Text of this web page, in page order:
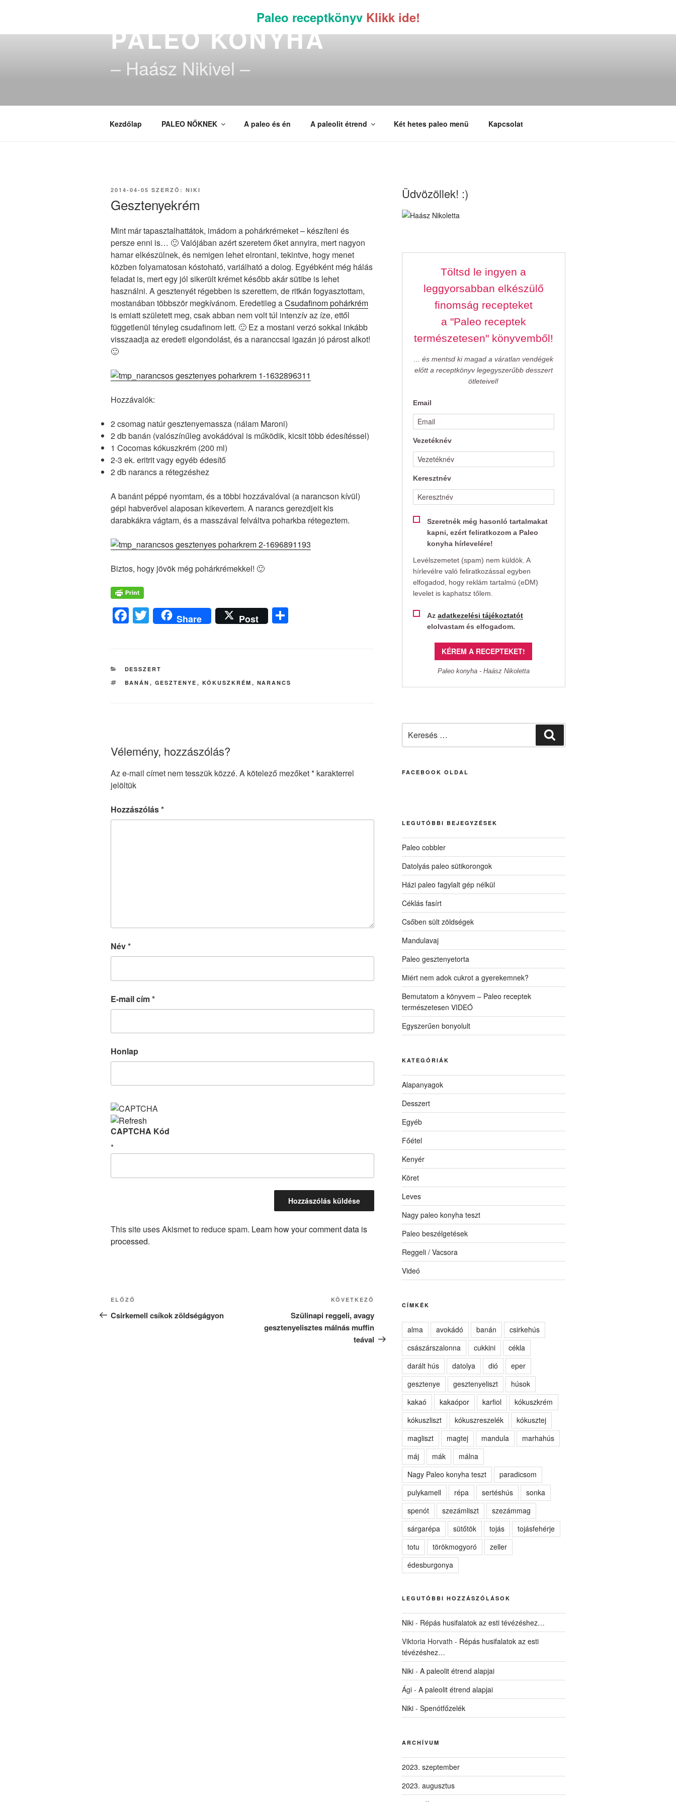
Paleo receptkönyv Klikk ide!
PALEO KONYHA
– Haász Nikivel –
Kezdőlap PALEO NŐKNEK A paleo és én A paleolit étrend Két hetes paleo menü Kapcsolat
BEKÜLDVE:
2014-04-05 SZERZŐ: NIKI
Gesztenyekrém
Mint már tapasztalhattátok, imádom a pohárkrémeket – készíteni és
persze enni is… 🙂 Valójában azért szeretem őket annyira, mert nagyon
hamar elkészülnek, és nemigen lehet elrontani, tekintve, hogy menet
közben folyamatosan kóstoható, variálható a dolog. Egyébként még hálás
feladat is, mert egy jól sikerült krémet később akár sütibe is lehet
használni. A gesztenyét régebben is szerettem, de ritkán fogyasztottam,
mostanában többször megkívánom. Eredetileg aCsudafinom pohárkrém
is emiatt született meg, csak abban nem volt túl intenzív az íze, ettől
függetlenül tényleg csudafinom lett. 🙂 Ez a mostani verzó sokkal inkább
visszaadja az eredeti elgondolást, és a naranccsal igazán jó párost alkot!
🙂
Hozzávalók:
2 csomag natúr gesztenyemassza (nálam Maroni)
2 db banán (valószínűleg avokádóval is működik, kicsit több édesítéssel)
1 Cocomas kókuszkrém (200 ml)
2-3 ek. eritrit vagy egyéb édesítő
2 db narancs a rétegzéshez
A banánt péppé nyomtam, és a többi hozzávalóval (a narancson kívül)
gépi habverővel alaposan kikevertem. A narancs gerezdjeit kis
darabkákra vágtam, és a masszával felváltva poharkba rétegeztem.
Biztos, hogy jövök még pohárkrémekkel! 🙂
F
e
b
T
wi
er
Share Post
m
KATEGÓRIÁK
DESSZERT
CÍMKÉK
BANÁN , GESZTENYE , KÓKUSZKRÉM , NARANCS
Vélemény, hozzászólás?
Az e-mail címet nem tesszük közzé. A kötelező mezőket* karakterrel
jelöltük
Hozzászólás*
Név*
E-mail cím*
Honlap
CAPTCHA Kód
*
This site uses Akismet to reduce spam. Learn how your comment data is
processed.
Bejegyzés
navigáció
Korábbi
bejegyzés
ELŐZŐ
Csirkemell csíkok zöldségágyon
Következő
bejegyzés
KÖVETKEZŐ
Szülinapi reggeli, avagy
gesztenyelisztes málnás muffin
teával
Üdvözöllek! :)
Töltsd le ingyen a
leggyorsabban elkészülő
finomság recepteket
a "Paleo receptek
természetesen" könyvemből!
... és mentsd ki magad a váratlan vendégek
előtt a receptkönyv legegyszerűbb desszert
ötleteivel!
Email
Vezetéknév
Keresztnév
Szeretnék még hasonló tartalmakat
kapni, ezért feliratkozom a Paleo
konyha hírlevelére!
Levélszemetet (spam) nem küldök. A
hírlevélre való feliratkozással egyben
elfogadod, hogy reklám tartalmú (eDM)
levelet is kaphatsz tőlem.
Az adatkezelési tájékoztatót
elolvastam és elfogadom.
KÉREM A RECEPTEKET!
Paleo konyha - Haász Nikoletta
következő
FACEBOOK OLDAL
LEGUTÓBBI BEJEGYZÉSEK
Paleo cobbler
Datolyás paleo sütikorongok
Házi paleo fagylalt gép nélkül
Céklás fasírt
Csőben sült zöldségek
Mandulavaj
Paleo gesztenyetorta
Miért nem adok cukrot a gyerekemnek?
Bemutatom a könyvem – Paleo receptek
természetesen VIDEÓ
Egyszerűen bonyolult
KATEGÓRIÁK
Alapanyagok
Desszert
Egyéb
Főétel
Kenyér
Köret
Leves
Nagy paleo konyha teszt
Paleo beszélgetések
Reggeli / Vacsora
Videó
CÍMKÉK
alma avokádó banán
csirkehús
császárszalonna
cukkini
cékla
darált hús
datolya dió
eper
gesztenye
gesztenyeliszt
húsok
kakaó
kakaópor karfiol
kókuszkrém
kókuszliszt
kókuszreszelék
kókusztej
magliszt
magtej mandula
marhahús
máj
mák
málna
Nagy Paleo konyha teszt
paradicsom
pulykamell
répa sertéshús
sonka
spenót
szezámliszt
szezámmag
sárgarépa
sütőtök tojás
tojásfehérje
totu
törökmogyoró
zeller
édesburgonya
LEGUTÓBBI HOZZÁSZÓLÁSOK
Niki- Répás husifalatok az esti tévézéshez…
Viktoria Horvath - Répás husifalatok az esti
tévézéshez…
Niki- A paleolit étrend alapjai
Ági- A paleolit étrend alapjai
Niki- Spenótfőzelék
ARCHÍVUM
2023. szeptember
2023. augusztus